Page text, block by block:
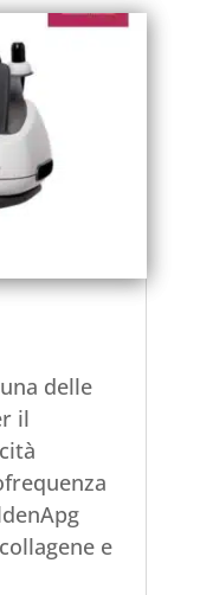
delle
il
e